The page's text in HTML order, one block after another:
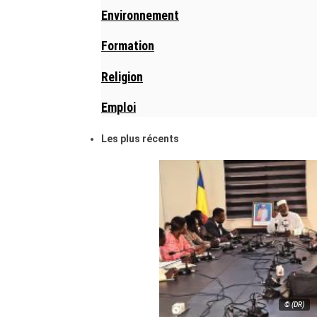
Environnement
Formation
Religion
Emploi
Les plus récents
© (DR)